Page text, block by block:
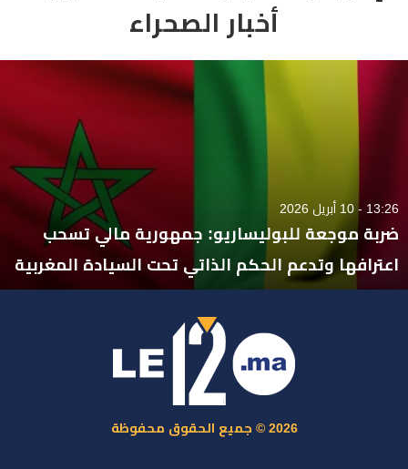
أخبار الصحراء
13:26 - 10 أبريل 2026
ضربة موجعة للبوليساريو: جمهورية مالي تسحب
اعترافها وتدعم الحكم الذاتي تحت السيادة المغربية
2026 © جميع الحقوق محفوظة